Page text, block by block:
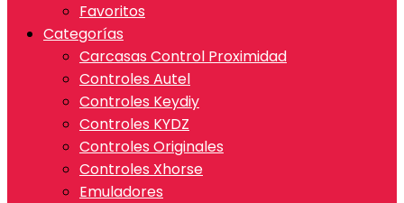
Favoritos
Categorías
Carcasas Control Proximidad
Controles Autel
Controles Keydiy
Controles KYDZ
Controles Originales
Controles Xhorse
Emuladores